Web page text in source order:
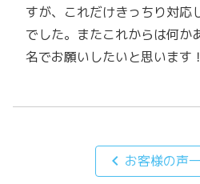
すが、これだけきっちり対応
でした。またこれからは何か
名でお願いしたいと思います！
chevron_left お客様の声